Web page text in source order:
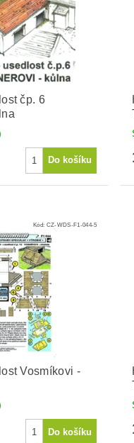
čp. 6
Kód: CZ-WDS-F1-044-5
Vosmíkovi -